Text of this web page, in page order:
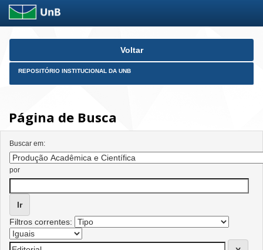
Skip
Voltar
REPOSITÓRIO INSTITUCIONAL DA UNB
Página de Busca
Buscar em:
por
Filtros correntes: